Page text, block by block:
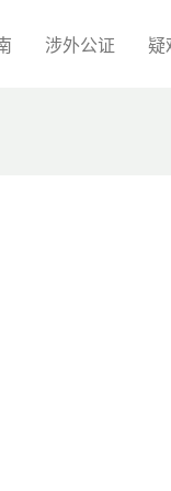
涉外公证 疑